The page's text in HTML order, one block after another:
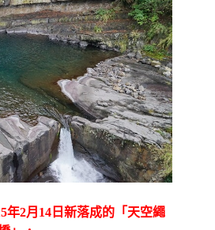
年2月14日新落成的「天空繩